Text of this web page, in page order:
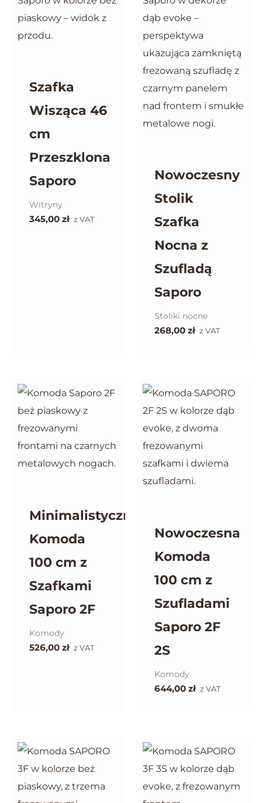
Szafka
Wisząca 46
cm
Przeszklona
Saporo
Witryny
345,00 zł z VAT
Nowoczesny
Stolik
Szafka
Nocna z
Szufladą
Saporo
Stoliki nocne
268,00 zł z VAT
Minimalistyczna
Komoda
100 cm z
Szafkami
Saporo 2F
Komody
526,00 zł z VAT
Nowoczesna
Komoda
100 cm z
Szufladami
Saporo 2F
2S
Komody
644,00 zł z VAT